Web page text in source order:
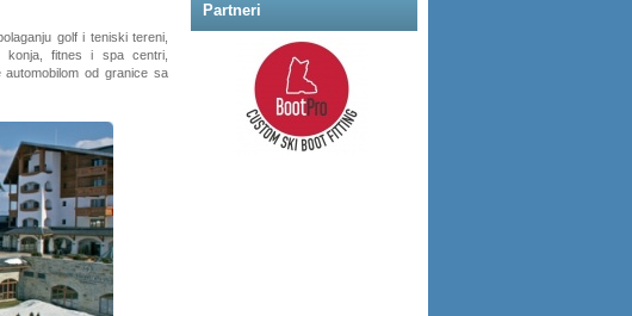
golf i teniski tereni,
konja, fitnes i spa centri,
od granice sa
Partneri